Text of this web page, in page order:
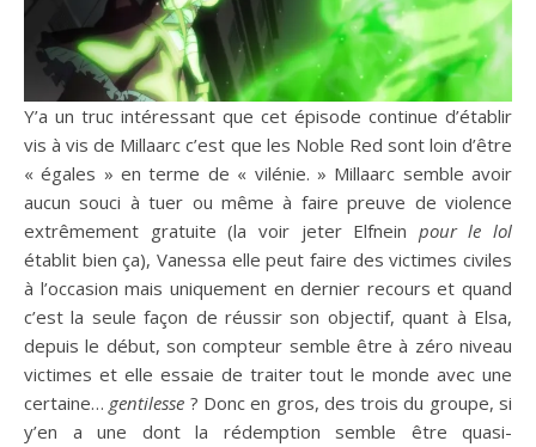
Y’a un truc intéressant que cet épisode continue d’établir
vis à vis de Millaarc c’est que les Noble Red sont loin d’être
« égales » en terme de « vilénie. » Millaarc semble avoir
aucun souci à tuer ou même à faire preuve de violence
extrêmement gratuite (la voir jeter Elfnein pour le lol
établit bien ça), Vanessa elle peut faire des victimes civiles
à l’occasion mais uniquement en dernier recours et quand
c’est la seule façon de réussir son objectif, quant à Elsa,
depuis le début, son compteur semble être à zéro niveau
victimes et elle essaie de traiter tout le monde avec une
certaine… gentilesse ? Donc en gros, des trois du groupe, si
y’en a une dont la rédemption semble être quasi-